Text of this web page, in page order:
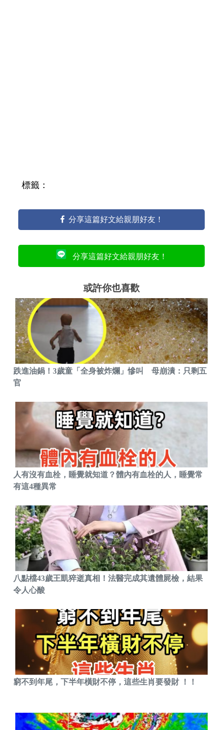
標籤：
分享這篇好文給親朋好友！
分享這篇好文給親朋好友！
或許你也喜歡
跌進油鍋！3歲童「全身被炸爛」慘叫 母崩潰：只剩五
官
人有沒有血栓，睡覺就知道？體內有血栓的人，睡覺常
有這4種異常
八點檔43歲王凱猝逝真相！法醫完成其遺體屍檢，結果
令人心酸
窮不到年尾，下半年橫財不停，這些生肖要發財 ！！